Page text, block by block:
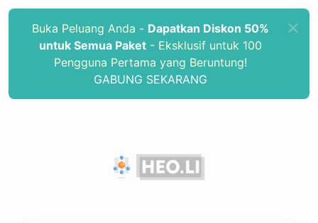
Buka Peluang Anda - Dapatkan Diskon 50%
untuk Semua Paket - Eksklusif untuk 100
Pengguna Pertama yang Beruntung!
GABUNG SEKARANG